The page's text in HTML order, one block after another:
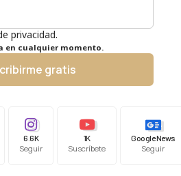
privacidad.
en cualquier momento.
gratis
6.6K
Seguir
1K
Suscríbete
Google News
Seguir